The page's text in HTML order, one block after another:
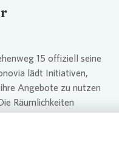
15 offiziell seine
lädt Initiativen,
Angebote zu nutzen
Räumlichkeiten
stärken und es